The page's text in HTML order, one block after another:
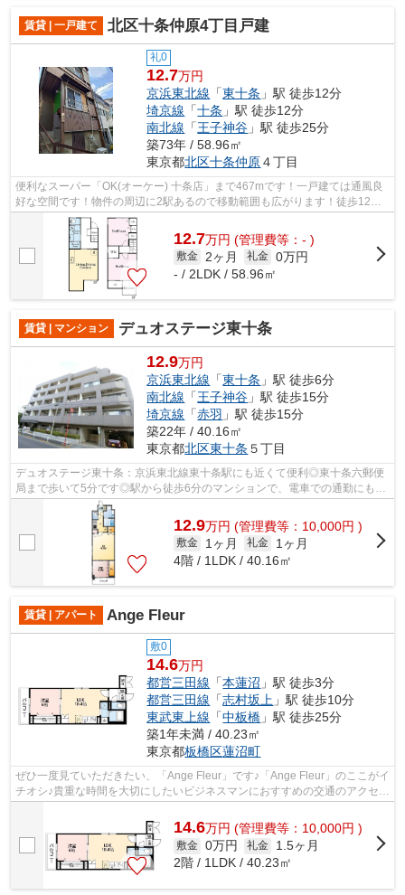
賃貸 | 一戸建て 北区十条仲原4丁目戸建
礼0
12.7万円
京浜東北線 「東十条 」駅 徒歩12分
埼京線 「十条 」駅 徒歩12分
南北線 「王子神谷 」駅 徒歩25分
築73年 / 58.96㎡
東京都北区十条仲原４丁目
便利なスーパー「OK(オーケー) 十条店」まで467mです！一戸建ては通風良
好な空間です！物件の周辺に2駅あるので移動範囲も広がります！徒歩12分
で駅へのアクセスが可能な物件です！こ...
12.7万円 (管理費等：- )
敷金 2ヶ月 礼金 0万円
- / 2LDK / 58.96㎡
賃貸 | マンション デュオステージ東十条
12.9万円
京浜東北線 「東十条 」駅 徒歩6分
南北線 「王子神谷 」駅 徒歩15分
埼京線 「赤羽 」駅 徒歩15分
築22年 / 40.16㎡
東京都北区東十条 ５丁目
デュオステージ東十条：京浜東北線東十条駅にも近くて便利◎東十条六郵便
局まで歩いて5分です◎駅から徒歩6分のマンションで、電車での通勤にも便
利な立地です◎バス停から徒歩3分以内の...
12.9万円 (管理費等：10,000円 )
敷金 1ヶ月 礼金
1ヶ月
4階 / 1LDK / 40.16㎡
賃貸 | アパート Ange Fleur
敷0
14.6万円
都営三田線 「本蓮沼 」駅 徒歩3分
都営三田線 「志村坂上 」駅 徒歩10分
東武東上線 「中板橋 」駅 徒歩25分
築1年未満 / 40.23㎡
東京都板橋区蓮沼町
ぜひ一度見ていただきたい、「Ange Fleur」です♪「Ange Fleur」のここがイ
チオシ♪貴重な時間を大切にしたいビジネスマンにおすすめの交通のアクセス
が良いアパートです♪こちらの物件は...
14.6万円 (管理費等：10,000円 )
敷金 0万円 礼金
1.5ヶ月
2階 / 1LDK / 40.23㎡